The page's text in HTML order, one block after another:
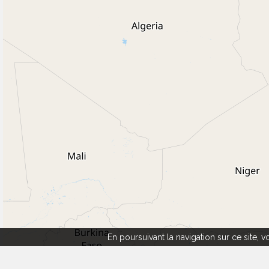
En poursuivant la navigation sur ce site,